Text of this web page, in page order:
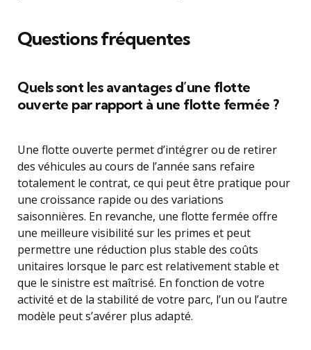
Questions fréquentes
Quels sont les avantages d’une flotte
ouverte par rapport à une flotte fermée ?
Une flotte ouverte permet d’intégrer ou de retirer
des véhicules au cours de l’année sans refaire
totalement le contrat, ce qui peut être pratique pour
une croissance rapide ou des variations
saisonnières. En revanche, une flotte fermée offre
une meilleure visibilité sur les primes et peut
permettre une réduction plus stable des coûts
unitaires lorsque le parc est relativement stable et
que le sinistre est maîtrisé. En fonction de votre
activité et de la stabilité de votre parc, l’un ou l’autre
modèle peut s’avérer plus adapté.